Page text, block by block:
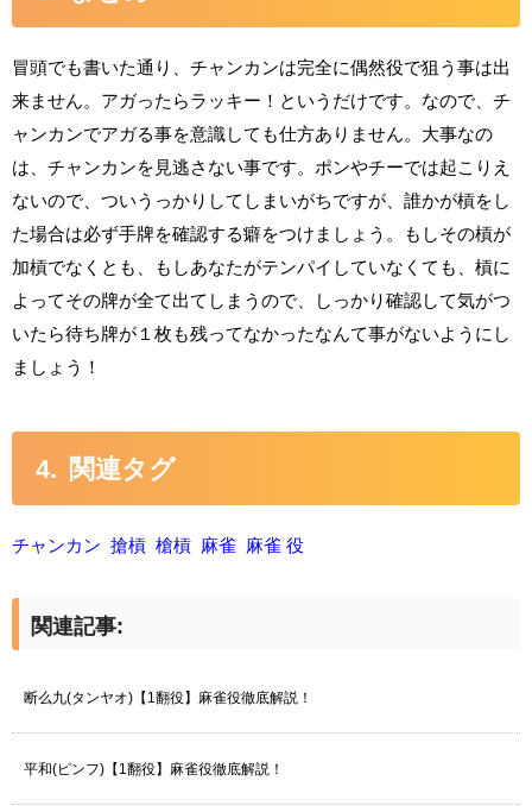
冒頭でも書いた通り、チャンカンは完全に偶然役で狙う事は出
来ません。アガったらラッキー！というだけです。なので、チ
ャンカンでアガる事を意識しても仕方ありません。大事なの
は、チャンカンを見逃さない事です。ポンやチーでは起こりえ
ないので、ついうっかりしてしまいがちですが、誰かが槓をし
た場合は必ず手牌を確認する癖をつけましょう。もしその槓が
加槓でなくとも、もしあなたがテンパイしていなくても、槓に
よってその牌が全て出てしまうので、しっかり確認して気がつ
いたら待ち牌が１枚も残ってなかったなんて事がないようにし
ましょう！
関連タグ
チャンカン 搶槓 槍槓 麻雀 麻雀 役
関連記事:
断么九(タンヤオ)【1翻役】麻雀役徹底解説！
平和(ピンフ)【1翻役】麻雀役徹底解説！